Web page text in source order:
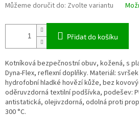
Můžeme doručit do: Zvolte variantu
Přidat do košíku
Kotníková bezpečnostní obuv, kožená, s
Dyna-Flex, reflexní doplňky. Materiál:
hydrofobní hladké hovězí kůže, bez
oděruvzdorná textilní podšívka, podešev:
antistatická, olejivzdorná, odolná proti
300 °C.